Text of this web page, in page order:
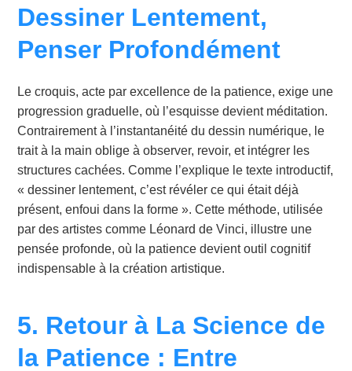
Dessiner Lentement,
Penser Profondément
Le croquis, acte par excellence de la patience, exige une
progression graduelle, où l’esquisse devient méditation.
Contrairement à l’instantanéité du dessin numérique, le
trait à la main oblige à observer, revoir, et intégrer les
structures cachées. Comme l’explique le texte introductif,
« dessiner lentement, c’est révéler ce qui était déjà
présent, enfoui dans la forme ». Cette méthode, utilisée
par des artistes comme Léonard de Vinci, illustre une
pensée profonde, où la patience devient outil cognitif
indispensable à la création artistique.
5. Retour à La Science de
la Patience : Entre